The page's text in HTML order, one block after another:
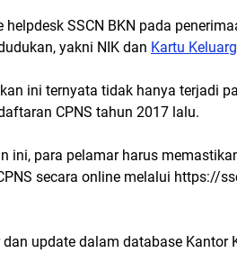
SSCN BKN pada
yakni NIK dan Kartu
ini ternyata tidak hanya terjadi
CPNS tahun 2017 lalu.
ini, para pelamar harus
secara online melalui https://
update dalam database Kantor